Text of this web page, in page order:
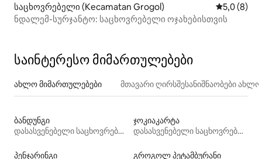
საცხოვრებელი (Kecamatan Grogol) საშუალო
5,0 (8)
ნდალემ-სურჯანტო: საცხოვრებელი ოჯახებისთვის
საინტერესო მიმართულებები
ახლო მიმართულებები მთავარი ღირსშესანიშნაობები
ბანდუნგი
დასასვენებელი საცხოვრებლები
ჯოკიაკარტა
დასასვენებელი საცხოვრებლები
პენჯარინგი
გროგოლ პეტამბურანი